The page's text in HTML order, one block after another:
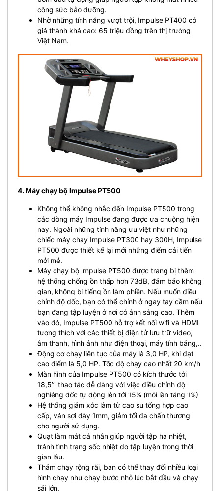
công sức bảo dưỡng.
Nhờ những tính năng vượt trội, Impulse PT400 có
giá thành khá cao: 65 triệu đồng trên thị trường
Việt Nam.
4. Máy chạy bộ Impulse PT500
Không thể không nhắc đến Impulse PT500 trong
các dòng máy Impulse đang được ưa chuộng hiện
nay. Ngoài những tính năng ưu việt như những
chiếc máy chạy Impulse PT300 hay 300H, Impulse
PT500 được thiết kế lại mới những điểm cải tiến
mởi mẻ.
Máy chạy bộ Impulse PT500 được trang bị thêm
hệ thống chống ồn thấp hơn 73dB, đảm bảo không
gian, không bị tiếng ồn làm phiền. Nếu muốn điều
chỉnh độ dốc, bạn có thể chỉnh ở ngay tay cầm nếu
bạn đang tập luyện ở nơi có ánh sáng cao. Thêm
vào đó, Impulse PT500 hỗ trợ kết nối wifi và HDMI
tương thích với các thiết bị điện tử lưu trữ video,
âm thanh, hình ảnh như điện thoại, máy tính bảng,..
Động cơ chạy liên tục của máy là 3,0 HP, khi đạt
cao điểm là 5,0 HP. Tốc độ chạy cao nhất 20 km/h
Màn hình của Impulse PT500 có kích thước tới
18,5’’, thao tác dễ dàng với việc điều chỉnh độ
nghiêng dốc tự động lên tới 15% (mỗi lần tăng 1%)
Hệ thống giảm xóc làm từ cao su tổng hợp cao
cấp, ván sợi dày 1mm, giảm tối đa chấn thương
cho người sử dụng.
Quạt làm mát cá nhân giúp người tập hạ nhiệt,
tránh tình trạng sốc nhiệt do tập luyện trong thời
gian lâu.
Thảm chạy rộng rãi, bạn có thể thay đổi nhiều loại
hình chạy như chạy bước nhỏ lúc bắt đầu và chạy
sải lớn.